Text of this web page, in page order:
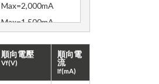
Max=2,000mA
Max=1,500mA
Max=700mA
順向電壓
Vf(V)
順向電
流
If(mA)